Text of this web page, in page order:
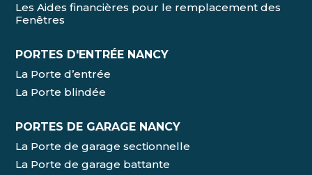
Les Aides financières pour le remplacement des
Fenêtres
PORTES D'ENTRÉE NANCY
La Porte d’entrée
La Porte blindée
PORTES DE GARAGE NANCY
La Porte de garage sectionnelle
La Porte de garage battante